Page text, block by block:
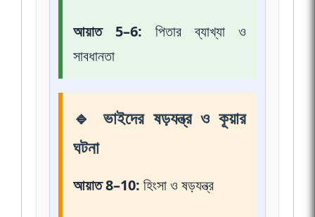
আয়াত 5–6: পিতার ব্যাখ্যা ও
সাবধানতা
🔹 ভাইদের ষড়যন্ত্র ও কূয়ার
ঘটনা
আয়াত 8–10: হিংসা ও ষড়যন্ত্র